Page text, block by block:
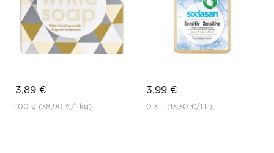
3,89 €
100 g (38,90 €/1 kg)
3,99 €
0.3 L (13,30 €/1 L)